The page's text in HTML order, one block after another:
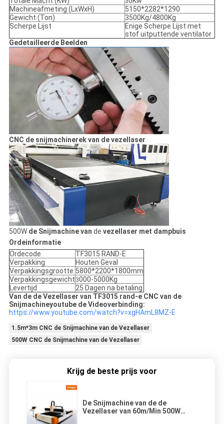
Machineafmeting (LxWxH)
5150*2282*1290
Gewicht (Ton)
3500Kg/4800Kg
Scherpe Lijst
Enige Scherpe Lijst met
stof uitputtende ventilator
Gedetailleerde Beelden
CNC de snijmachinerek van de vezellaser
500W de Snijmachine van de vezellaser met dampbuis
Ordeinformatie
Ordecode
TF3015 RAND-E
Verpakking
Houten Geval
Verpakkingsgrootte 5800*2200*1800mm
Verpakkingsgewicht 3000-5000Kg
Levertijd
25 Dagen na betaling
Van de de Vezellaser van TF3015 rand-e CNC van de
Snijmachineyoutube de Videoverbinding:
https://www.youtube.com/watch?v=xgHAmL8MZ-E
1.5m*3m CNC de Snijmachine van de Vezellaser
500W CNC de Snijmachine van de Vezellaser
Krijg de beste prijs voor
De Snijmachine van de de
Vezellaser van 60m/Min 500W